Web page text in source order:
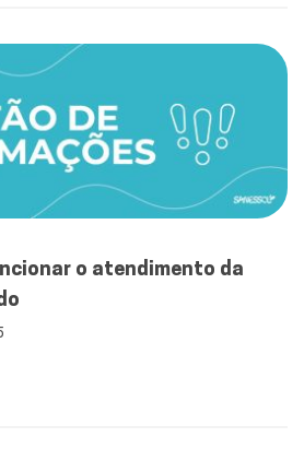
o atendimento da